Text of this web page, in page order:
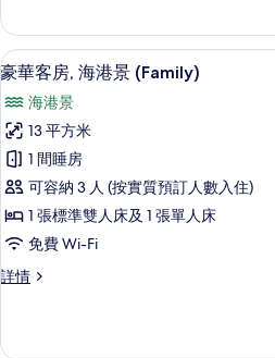
港
景
的
相
片
房,
海
港
詳
情
載
入
所
有
豪
華
客
房,
海
景
4
豪華客房, 海港景 (Family)
海港景
13 平方米
1 間睡房
可容納 3 人 (按實質預訂人數入住)
1 張標準雙人床及 1 張單人床
免費 Wi-Fi
詳情
豪
海